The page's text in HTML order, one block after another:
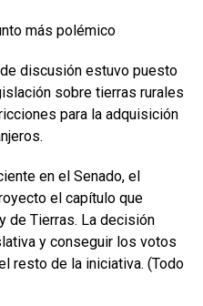
más polémico
discusión estuvo puesto
sobre tierras rurales
para la adquisición
en el Senado, el
el capítulo que
de Tierras. La decisión
y conseguir los votos
resto de la iniciativa. (Todo